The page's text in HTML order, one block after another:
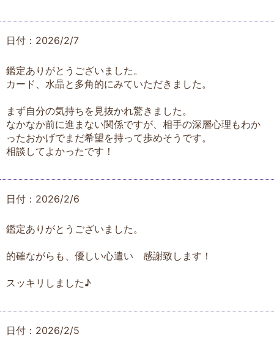
日付：2026/2/7
鑑定ありがとうございました。
カード、水晶と多角的にみていただきました。
まず自分の気持ちを見抜かれ驚きました。
なかなか前に進まない関係ですが、相手の深層心理もわか
ったおかげでまだ希望を持って歩めそうです。
相談してよかったです！
日付：2026/2/6
鑑定ありがとうございました。
的確ながらも、優しい心遣い 感謝致します！
スッキリしました♪
日付：2026/2/5